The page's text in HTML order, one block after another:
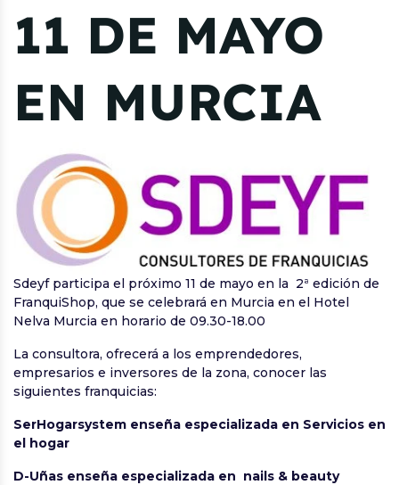
11 DE MAYO
EN MURCIA
Sdeyf participa el próximo 11 de mayo en la 2ª edición de
FranquiShop, que se celebrará en Murcia en el Hotel
Nelva Murcia en horario de 09.30-18.00
La consultora, ofrecerá a los emprendedores,
empresarios e inversores de la zona, conocer las
siguientes franquicias:
SerHogarsystem enseña especializada en Servicios en
el hogar
D-Uñas enseña especializada en nails & beauty